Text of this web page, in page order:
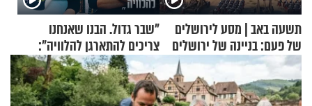
תשעה באב | מסע לירושלים
של פעם: בניינה של ירושלים
"שבר גדול. הבנו שאנחנו
צריכים להתארגן להלוויה":
זוגיות במבחן, הפעם עם מרים
וגד דנינו